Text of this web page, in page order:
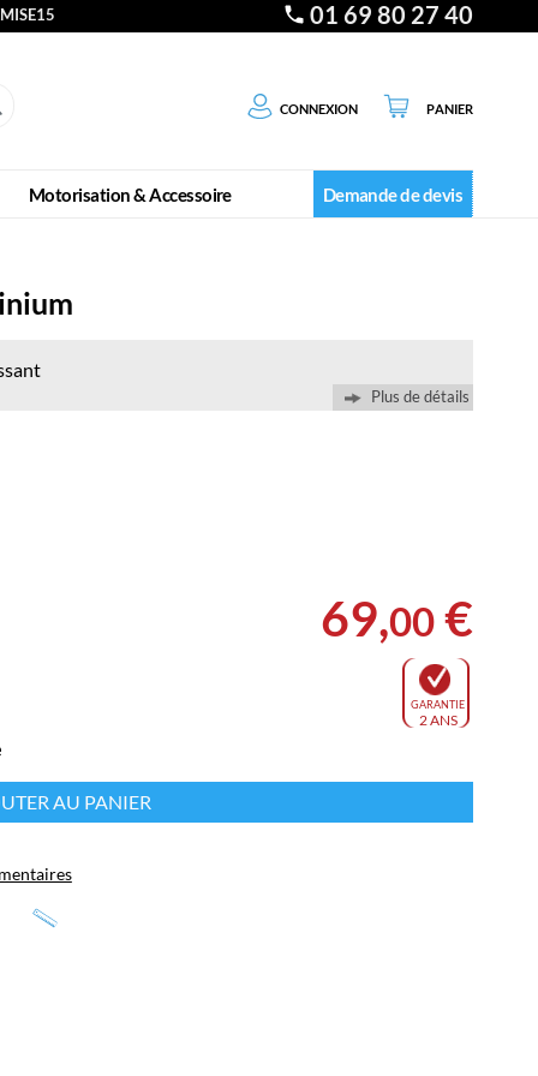
01 69 80 27 40
Connexion Panier
Motorisation & Accessoire Demande de devis
Plus de détails
69,00 €
GARANTIE
2 ANS
AU PANIER